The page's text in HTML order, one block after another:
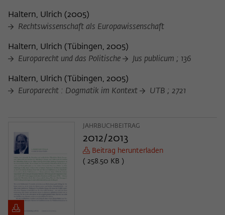
Haltern, Ulrich (2005)
Rechtswissenschaft als Europawissenschaft
Haltern, Ulrich ( Tübingen, 2005)
Europarecht und das Politische
Jus publicum ; 136
Haltern, Ulrich ( Tübingen, 2005)
Europarecht : Dogmatik im Kontext
UTB ; 2721
JAHRBUCHBEITRAG
2012/2013
Beitrag herunterladen
( 258.50 KB )